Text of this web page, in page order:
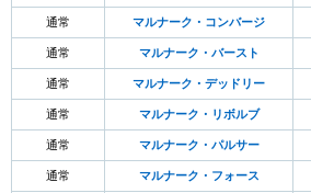
通常 マルナーク・コンバージ
通常 マルナーク・バースト
通常 マルナーク・デッドリー
通常 マルナーク・リボルブ
通常 マルナーク・パルサー
通常 マルナーク・フォース